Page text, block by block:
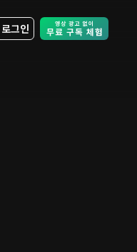
로그인 Free Trial -